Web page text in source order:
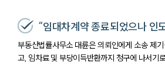
“임대차계약 종료되었으나 인
부동산법률사무소 대륜은 의뢰인에게 소송 제
고, 임차료 및 부당이득반환까지 청구에 나서기